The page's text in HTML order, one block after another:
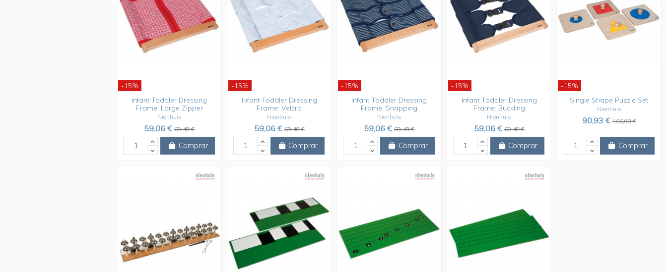
-15%
Infant Toddler Dressing
Frame: Large Zipper
Nienhuis
59,06 € 69,48 €
Comprar
-15%
Infant Toddler Dressing
Frame: Velcro
Nienhuis
59,06 €69,48 €
Comprar
-15%
Infant Toddler Dressing
Frame: Snapping
Nienhuis
59,06 € 69,48 €
Comprar
-15%
Infant Toddler Dressing
Frame: Buckling
Nienhuis
59,06 €69,48 €
Comprar
-15%
Single Shape Puzzle Set
Nienhuis
90,93 €106,98 €
Comprar